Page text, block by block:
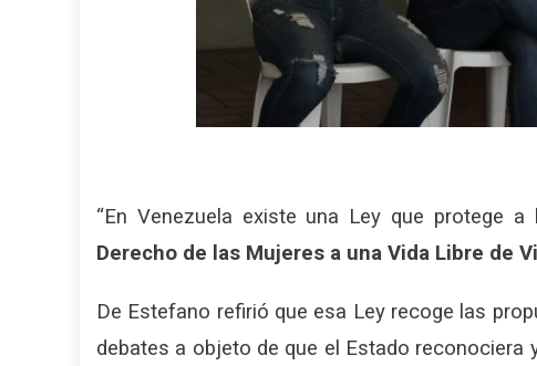
“En Venezuela existe una Ley que protege
Derecho de las Mujeres a una Vida Libre de
De Estefano refirió que esa Ley recoge las
debates a objeto de que el Estado reconociera